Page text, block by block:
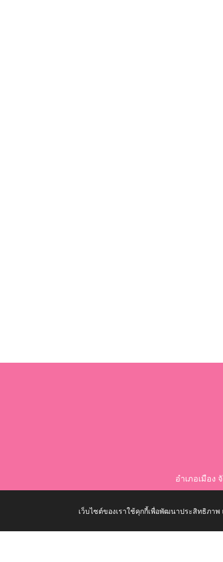
อำเภอเมือง
เว็บไซต์ของเราใช้คุกกี้เพื่อพัฒนาประสิทธิภา